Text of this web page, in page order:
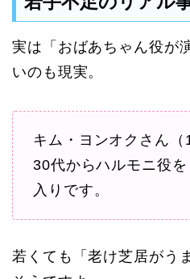
実は「おばあちゃん役が
いのも現実。
キム・ヨンオクさん（
30代からハルモニ役
入りです。
若くても「老け芝居がう